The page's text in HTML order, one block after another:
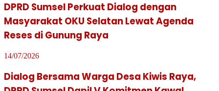
DPRD Sumsel Perkuat Dialog dengan
Masyarakat OKU Selatan Lewat Agenda
Reses di Gunung Raya
14/07/2026
Dialog Bersama Warga Desa Kiwis Raya,